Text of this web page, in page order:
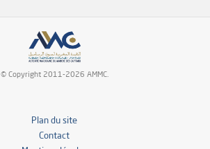
© Copyright 2011-2026 AMMC.
Plan du site
Contact